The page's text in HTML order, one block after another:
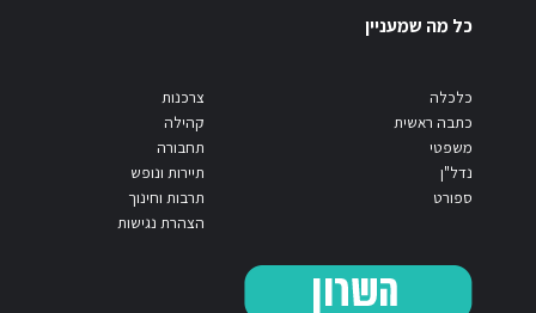
כל מה שמעניין
כלכלה
כתבה ראשית
משפטי
נדל"ן
ספורט
צרכנות
קהילה
תחבורה
תיירות ונופש
תרבות וחינוך
הצהרת נגישות